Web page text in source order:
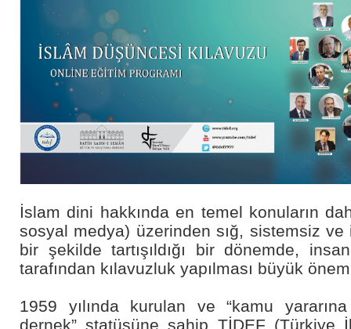
İslam dini hakkında en temel konuların
sosyal medya) üzerinden sığ, sistemsiz
bir şekilde tartışıldığı bir dönemde,
tarafından kılavuzluk yapılması büyük
1959 yılında kurulan ve “kamu
dernek” statüsüne sahip TİDEF (Türkiye